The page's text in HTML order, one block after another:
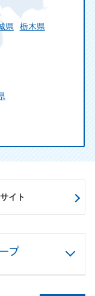
県
栃木県
イト